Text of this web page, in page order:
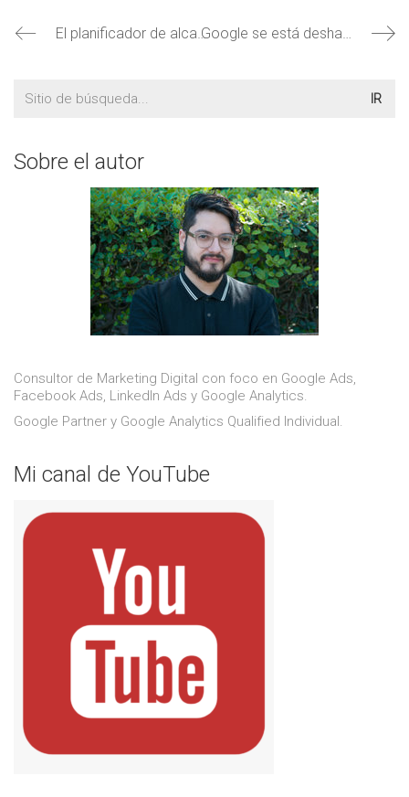
El planificador de alcance de Google Ads ahora pronostica campañas de acción de video
Sobre el autor
Consultor de Marketing Digital con foco en Google Ads,
Facebook Ads, LinkedIn Ads y Google Analytics.
Google Partner y Google Analytics Qualified Individual.
Mi canal de YouTube